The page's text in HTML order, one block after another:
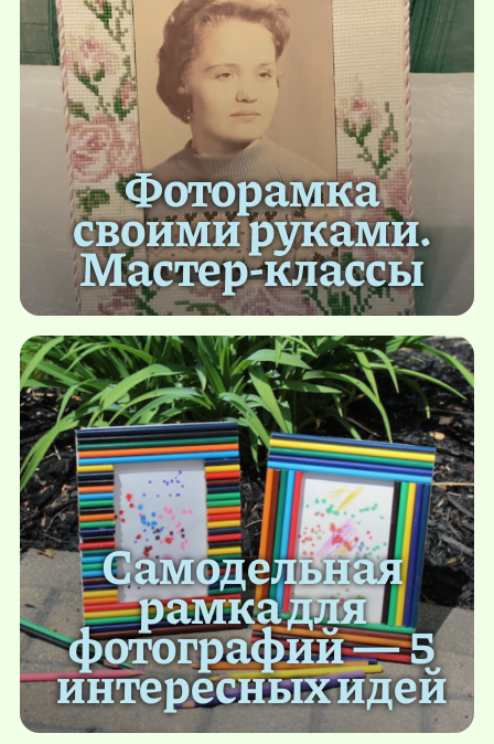
Фоторамка
своими руками.
Мастер-классы
Самодельная
рамка для
фотографий — 5
интересных идей